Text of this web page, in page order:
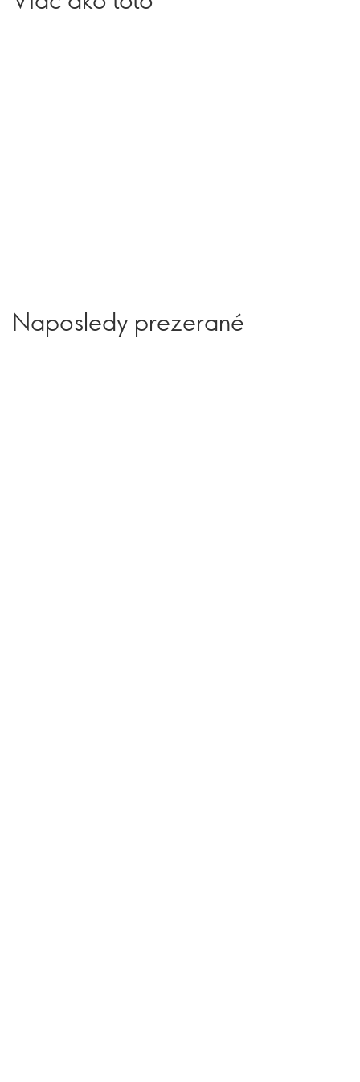
Naposledy prezerané